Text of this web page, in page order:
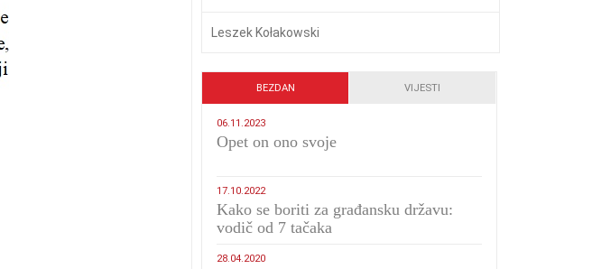
Leszek Kołakowski
BEZDAN VIJESTI
06.11.2023
​Opet on ono svoje
17.10.2022
Kako se boriti za građansku državu:
vodič od 7 tačaka
28.04.2020